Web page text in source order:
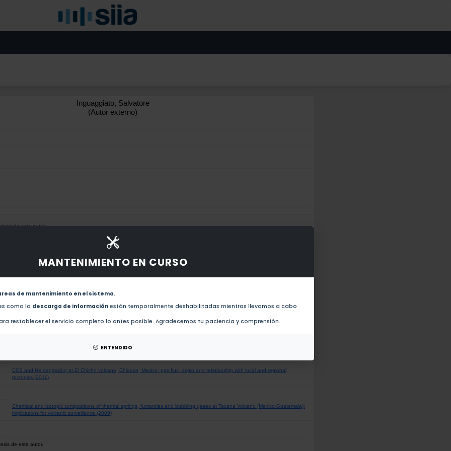
MANTENIMIENTO EN CURSO
de mantenimiento en el sistema.
como la descarga de información están temporalmente deshabilitadas mientras llevamos a cabo
restablecer el servicio completo lo antes posible. Agradecemos tu paciencia y comprensión.
ENTENDIDO
Inguaggiato, Salvatore
(Autor externo)
de este autor.
Carbon dioxide emissions from Specchio di Venere, Pantelleria, Italy (2016)
CO2 and He degassing at El Chichn volcano, Chiapas, Mexico: gas flux, origin and relationship with local and regional
tectonics (2011)
Chemical and isotopic compositions of thermal springs, fumaroles and bubbling gases at Tacana Volcano (Mexico-Guatemala):
implications for volcanic surveillance (2009)
de este autor.